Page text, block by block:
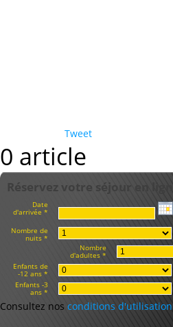
Tweet
0 article
Réservez votre séjour en ligne
Date
d'arrivée *
Nombre de
nuits *
Nombre
d'adultes *
Enfants de
-12 ans *
Enfants -3
ans *
Consultez nos conditions d'utilisation